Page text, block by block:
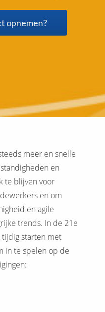
opnemen?
meer en snelle
en
te blijven voor
en om
en agile
trends. In de 21e
tijdig starten met
in te spelen op de